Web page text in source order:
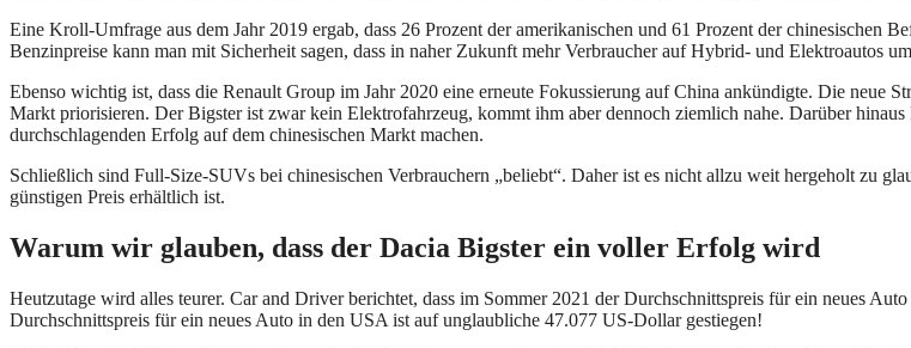
Eine Kroll-Umfrage aus dem Jahr 2019 ergab, dass 26 Prozent der amerikanischen und 61 Prozent der chinesischen
Benzinpreise kann man mit Sicherheit sagen, dass in naher Zukunft mehr Verbraucher auf Hybrid- und Elektroautos
Ebenso wichtig ist, dass die Renault Group im Jahr 2020 eine erneute Fokussierung auf China ankündigte. Die
Markt priorisieren. Der Bigster ist zwar kein Elektrofahrzeug, kommt ihm aber dennoch ziemlich nahe. Darüber
durchschlagenden Erfolg auf dem chinesischen Markt machen.
Schließlich sind Full-Size-SUVs bei chinesischen Verbrauchern „beliebt“. Daher ist es nicht allzu weit hergeholt zu
günstigen Preis erhältlich ist.
Warum wir glauben, dass der Dacia Bigster ein voller Erfolg wird
Heutzutage wird alles teurer. Car and Driver berichtet, dass im Sommer 2021 der Durchschnittspreis für ein neues
Durchschnittspreis für ein neues Auto in den USA ist auf unglaubliche 47.077 US-Dollar gestiegen!